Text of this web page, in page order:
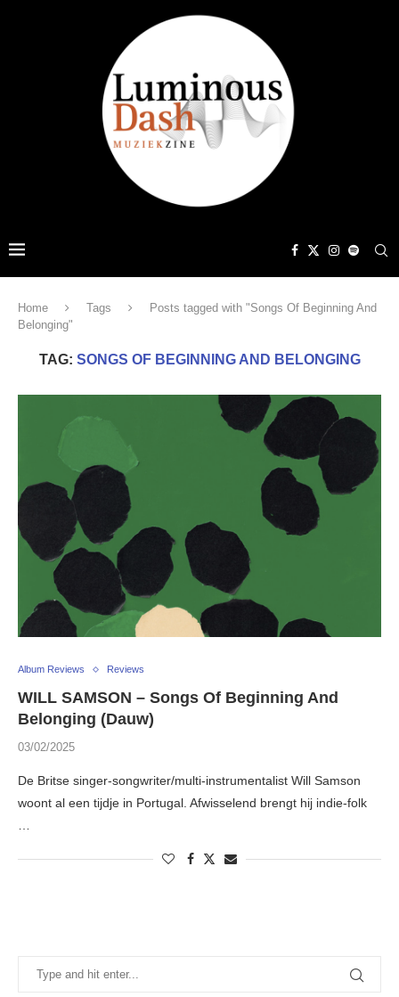
Home Tags
Posts tagged with "Songs Of Beginning And
Belonging"
TAG: SONGS OF BEGINNING AND BELONGING
Album Reviews Reviews
WILL SAMSON – Songs Of Beginning And
Belonging (Dauw)
03/02/2025
De Britse singer-songwriter/multi-instrumentalist Will Samson
woont al een tijdje in Portugal. Afwisselend brengt hij indie-folk
…